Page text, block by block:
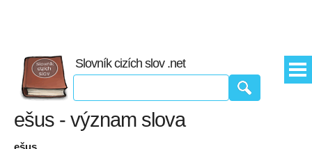
Slovník cizích slov .net
ešus - význam slova
ešus